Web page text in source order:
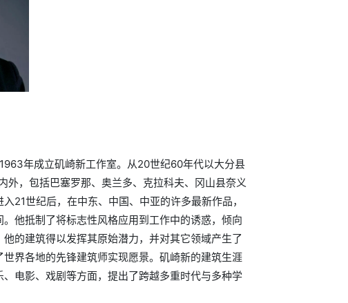
年成立矶崎新工作室。从20世纪60年代以大分县
，包括巴塞罗那、奥兰多、克拉科夫、冈山县奈义
21世纪后，在中东、中国、中亚的许多最新作品，
他抵制了将标志性风格应用到工作中的诱惑，倾向
的建筑得以发挥其原始潜力，并对其它领域产生了
界各地的先锋建筑师实现愿景。矶崎新的建筑生涯
电影、戏剧等方面，提出了跨越多重时代与多种学